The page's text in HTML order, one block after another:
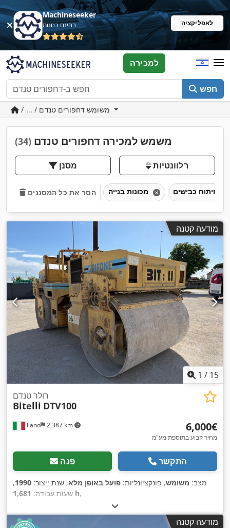
Machineseeker
בחינם בחנות לאפליקציה
חפש
למכירה
משמש למכירה דחפורים טנדם (34)
מסנן רלוונטיות
הסר את כל המסננים
מודעה קטנה
1 / 15
Fano 2,387 km
רולר טנדם
Bitelli DTV100
‏6,000 ‏€
מחיר קבוע בתוספת מע"מ
פנה התקשר
מצב: משומש, פונקציונליות: פועל באופן מלא, שנת ייצור: 1990
,
שעות עבודה: 1,681 h,
מודעה קטנה